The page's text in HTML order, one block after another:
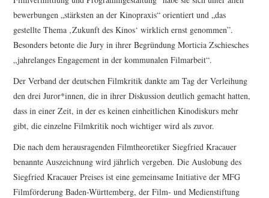
bewerbungen „stärksten an der Kinopraxis“ orientiert und „das
gestellte Thema ‚Zukunft des Kinos‘ wirklich ernst genommen”.
Besonders betonte die Jury in ihrer Begründung Morticia Zschiesches
„jahrelanges Engagement in der kommunalen Filmarbeit“.
Der Verband der deutschen Filmkritik dankte am Tag der Verleihung
den drei Juror*innen, die in ihrer Diskussion deutlich gemacht hatten,
dass in einer Zeit, in der es keinen einheitlichen Kinodiskurs mehr
gibt, die einzelne Filmkritik noch wichtiger wird als zuvor.
Die nach dem herausragenden Filmtheoretiker Siegfried Kracauer
benannte Auszeichnung wird jährlich vergeben. Die Auslobung des
Siegfried Kracauer Preises ist eine gemeinsame Initiative der MFG
Filmförderung Baden-Württemberg, der Film- und Medienstiftung